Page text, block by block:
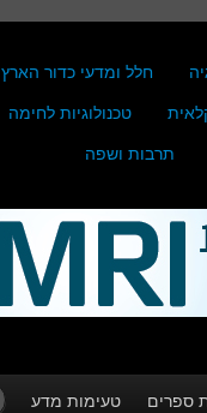
חלל ומדעי כדור הארץ
טכנולוגיות לחימה
תרבות ושפה
ספרים טעימות מדע